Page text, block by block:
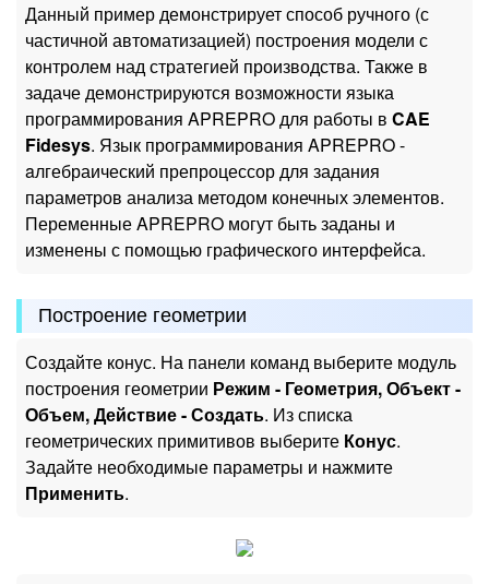
Данный пример демонстрирует способ ручного (с
частичной автоматизацией) построения модели с
контролем над стратегией производства. Также в
задаче демонстрируются возможности языка
программирования APREPRO для работы в CAE
Fidesys. Язык программирования APREPRO -
aлгебраический препроцессор для задания
параметров анализа методом конечных элементов.
Переменные APREPRO могут быть заданы и
изменены с помощью графического интерфейса.
Построение геометрии
Создайте конус. На панели команд выберите модуль
построения геометрии Режим - Геометрия, Объект -
Объем, Действие - Создать. Из списка
геометрических примитивов выберите Конус.
Задайте необходимые параметры и нажмите
Применить.